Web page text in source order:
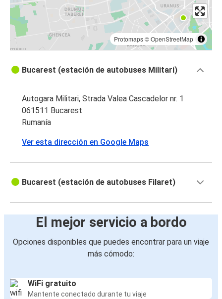
Protomaps©OpenStreetMap
Bucarest (estación de autobuses Militari)
Autogara Militari, Strada Valea Cascadelor nr. 1
061511 Bucarest
Rumanía
Ver esta dirección en Google Maps
Bucarest (estación de autobuses Filaret)
El mejor servicio a bordo
Opciones disponibles que puedes encontrar para un viaje
más cómodo:
WiFi gratuito
Mantente conectado durante tu viaje